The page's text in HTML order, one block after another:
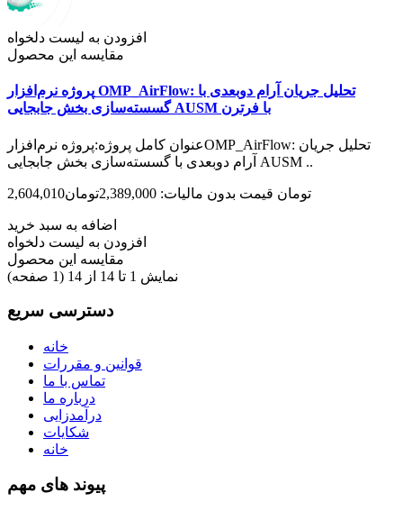
افزودن به لیست دلخواه
مقایسه این محصول
پروژه نرم‌افزار OMP_AirFlow: تحلیل جریان آرام دوبعدی با
گسسته‌سازی بخش جابجایی AUSM با فرترن
عنوان کامل پروژه:پروژه نرم‌افزارOMP_AirFlow: تحلیل جریان
آرام دوبعدی با گسسته‌سازی بخش جابجایی AUSM ..
2,604,010تومان قیمت بدون مالیات: 2,389,000تومان
اضافه به سبد خرید
افزودن به لیست دلخواه
مقایسه این محصول
نمایش 1 تا 14 از 14 (1 صفحه)
دسترسی سریع
خانه
قوانین و مقررات
تماس با ما
درباره ما
درآمدزایی
شکایات
خانه
پیوند های مهم